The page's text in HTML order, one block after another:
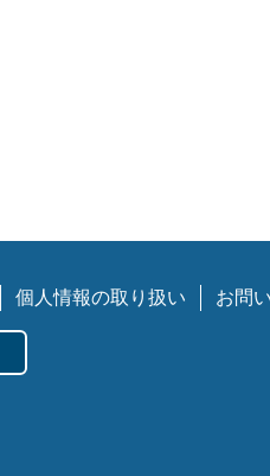
個人情報の取り扱い お問